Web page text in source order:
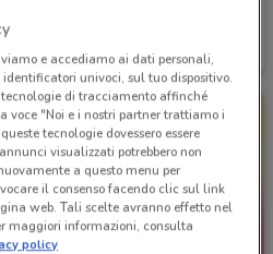
Scade domani
e accediamo ai dati personali,
univoci, sul tuo dispositivo.
di tracciamento affinché
voce "Noi e i nostri partner trattiamo i
tecnologie dovessero essere
visualizzati potrebbero non
a questo menu per
il consenso facendo clic sul link
web. Tali scelte avranno effetto nel
maggiori informazioni, consulta
policy